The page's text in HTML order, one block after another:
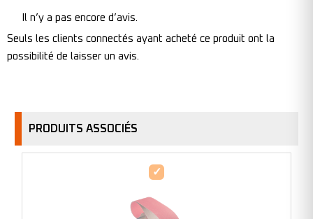
Il n’y a pas encore d’avis.
Seuls les clients connectés ayant acheté ce produit ont la
possibilité de laisser un avis.
PRODUITS ASSOCIÉS
Bande